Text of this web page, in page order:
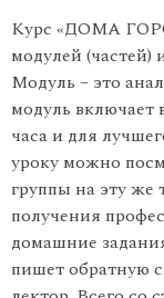
Курс «ДОМА
модулей (частей)
Модуль – это
модуль включает
часа и для
уроку можно
группы на эту же
получения
домашние
пишет обратную